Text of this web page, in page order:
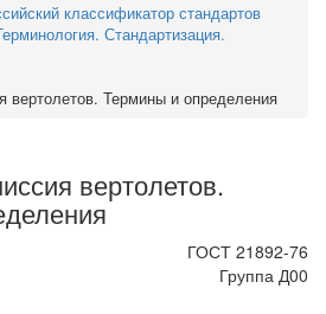
классификатор стандартов
Стандартизация.
вертолетов. Термины и определения
вертолетов.
ГОСТ 21892-76
Группа Д00